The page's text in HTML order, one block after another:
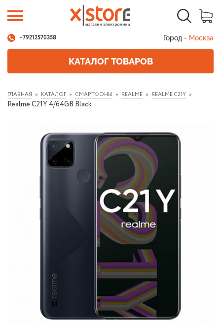
+79212570358 Город - Москва
КАТАЛОГ ТОВАРОВ
ГЛАВНАЯ КАТАЛОГ СМАРТФОНЫ REALME REALME C21Y
Realme C21Y 4/64GB Black